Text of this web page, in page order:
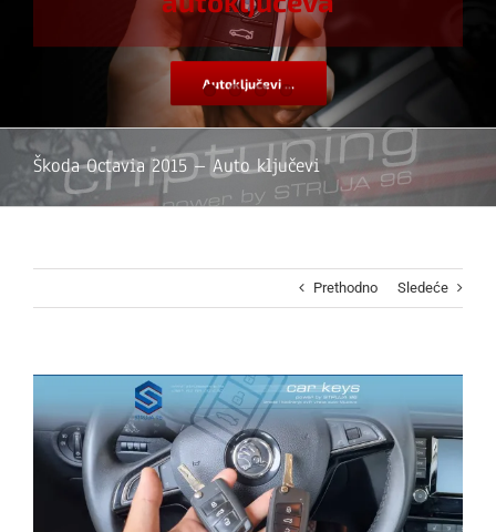
Autoključevi ...
Škoda Octavia 2015 – Auto ključevi
Prethodno Sledeće